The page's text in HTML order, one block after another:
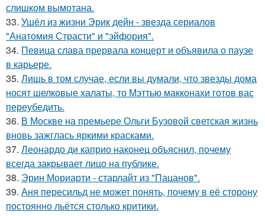
слишком вымотана.
33. Ушёл из жизни Эрик дейн - звезда сериалов
"Анатомия Страсти" и "эйфория".
34. Певица слава прервала концерт и объявила о паузе
в карьере.
35. Лишь в том случае, если вы думали, что звезды дома
носят шелковые халаты, то Мэттью макконахи готов вас
переубедить.
36. В Москве на премьере Ольги Бузовой светская жизнь
вновь зажглась яркими красками.
37. Леонардо ди каприо наконец объяснил, почему
всегда закрывает лицо на публике.
38. Эрин Мориарти - старлайт из "Пацанов".
39. Аня пересильд не может понять, почему в её сторону
постоянно льётся столько критики.